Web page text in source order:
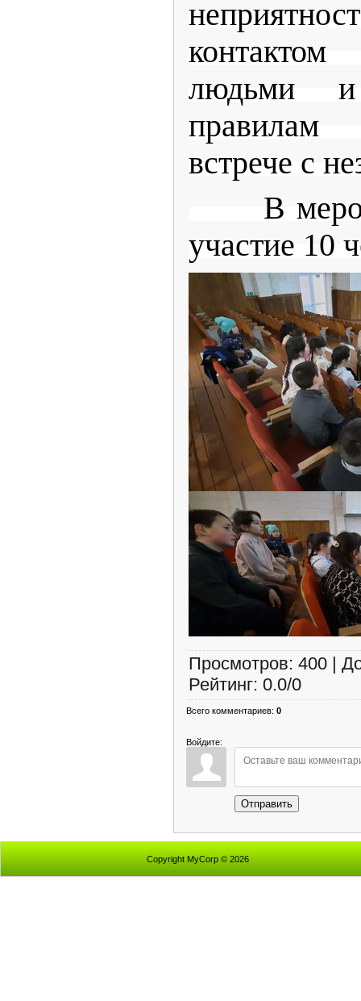
людьми
правилам
встрече с
В
участие 10
Просмотров: 400 |
Рейтинг: 0.0/0
Всего комментариев: 0
Войдите:
Отправить
Copyright MyCorp © 2026